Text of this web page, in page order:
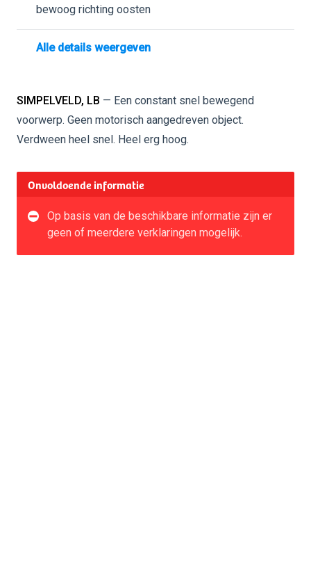
bewoog richting oosten
Alle details weergeven
SIMPELVELD, LB — Een constant snel bewegend
voorwerp. Geen motorisch aangedreven object.
Verdween heel snel. Heel erg hoog.
Onvoldoende informatie
Op basis van de beschikbare informatie zijn er
geen of meerdere verklaringen mogelijk.